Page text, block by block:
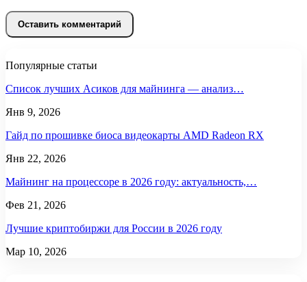
Популярные статьи
Список лучших Асиков для майнинга — анализ…
Янв 9, 2026
Гайд по прошивке биоса видеокарты AMD Radeon RX
Янв 22, 2026
Майнинг на процессоре в 2026 году: актуальность,…
Фев 21, 2026
Лучшие криптобиржи для России в 2026 году
Мар 10, 2026